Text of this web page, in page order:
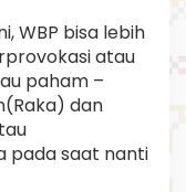
WBP bisa lebih
atau
paham –
dan
pada saat nanti